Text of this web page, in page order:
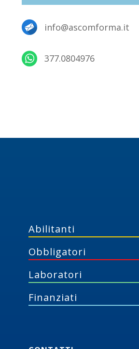
info@ascomforma.it
377.0804976
Abilitanti
Obbligatori
Laboratori
Finanziati